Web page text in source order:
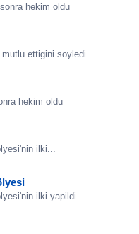
hekim oldu
ettigini soyledi
hekim oldu
ilki...
ilki yapildi